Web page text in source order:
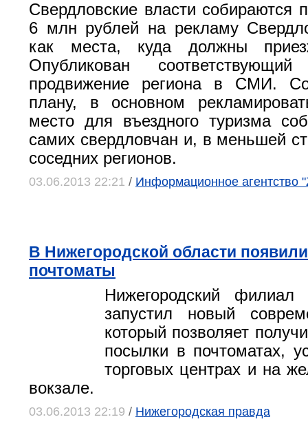
Свердловские власти собираются
6 млн рублей на рекламу
как места, куда должны
Опубликован
продвижение региона в СМИ.
плану, в основном
место для въездного туризма
самих свердловчан и, в меньшей
соседних регионов.
03.06.2013 22:21 / Информационное агентство
В Нижегородской области
почтоматы
Нижегородский
запустил новый
который позволяет
посылки в почтоматах,
торговых центрах и на
вокзале.
03.06.2013 22:19 / Нижегородская правда